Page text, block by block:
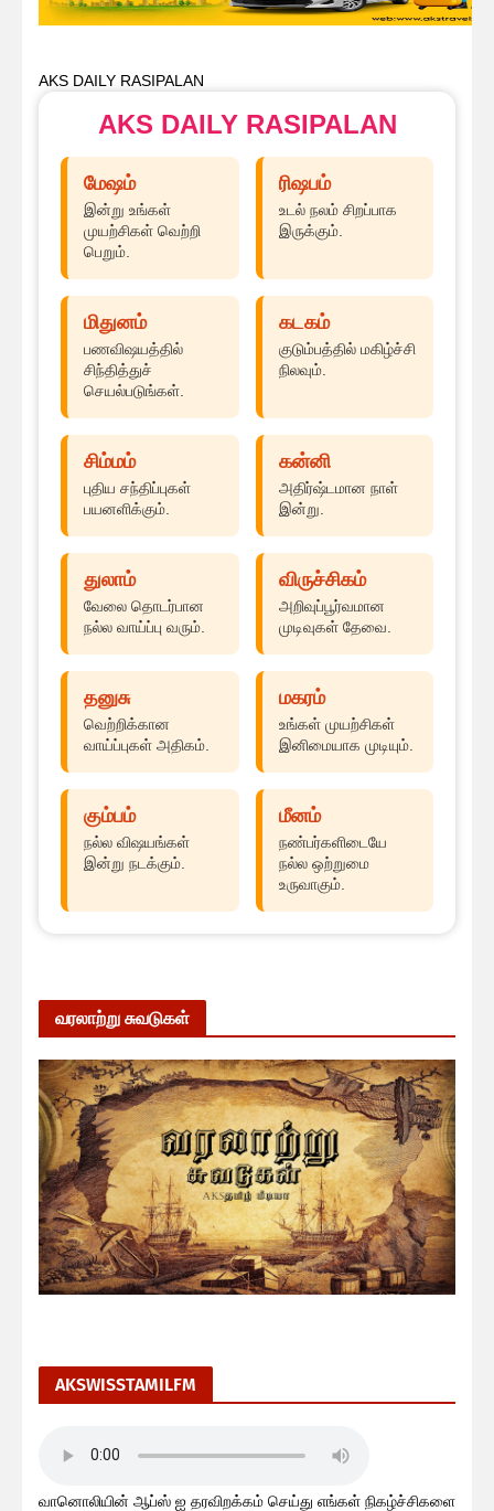
AKS DAILY RASIPALAN
AKS DAILY RASIPALAN
மேஷம்
இன்று உங்கள்
முயற்சிகள் வெற்றி
பெறும்.
ரிஷபம்
உடல் நலம் சிறப்பாக
இருக்கும்.
மிதுனம்
பணவிஷயத்தில்
சிந்தித்துச்
செயல்படுங்கள்.
கடகம்
குடும்பத்தில் மகிழ்ச்சி
நிலவும்.
சிம்மம்
புதிய சந்திப்புகள்
பயனளிக்கும்.
கன்னி
அதிர்ஷ்டமான நாள்
இன்று.
துலாம்
வேலை தொடர்பான
நல்ல வாய்ப்பு வரும்.
விருச்சிகம்
அறிவுப்பூர்வமான
முடிவுகள் தேவை.
தனுசு
வெற்றிக்கான
வாய்ப்புகள் அதிகம்.
மகரம்
உங்கள் முயற்சிகள்
இனிமையாக முடியும்.
கும்பம்
நல்ல விஷயங்கள்
இன்று நடக்கும்.
மீனம்
நண்பர்களிடையே
நல்ல ஒற்றுமை
உருவாகும்.
வரலாற்று சுவடுகள்
AKSWISSTAMILFM
வானொலியின் ஆப்ஸ் ஐ தரவிறக்கம் செய்து எங்கள் நிகழ்ச்சிகளை